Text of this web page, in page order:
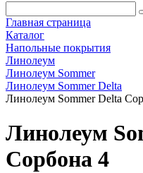
Главная страница
Каталог
Напольные покрытия
Линолеум
Линолеум Sommer
Линолеум Sommer Delta
Линолеум Sommer Delta
Линолеум
Сорбона 4